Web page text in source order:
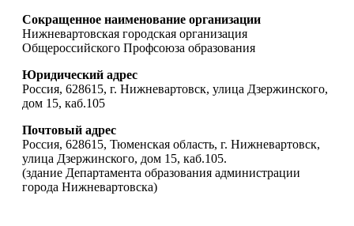
Сокращенное наименование организации
Нижневартовская городская организация
Общероссийского Профсоюза образования
Юридический адрес
Россия, 628615, г. Нижневартовск, улица Дзержинского,
дом 15, каб.105
Почтовый адрес
Россия, 628615, Тюменская область, г. Нижневартовск,
улица Дзержинского, дом 15, каб.105.
(здание Департамента образования администрации
города Нижневартовска)